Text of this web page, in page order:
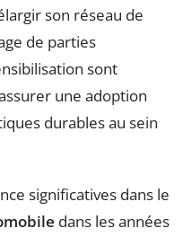
son réseau de
de parties
sont
une adoption
durables au sein
significatives dans le
dans les années